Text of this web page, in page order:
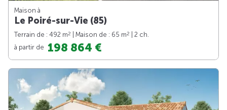
Maison à
Le Poiré-sur-Vie (85)
Terrain de : 492 m2 | Maison de : 65 m2
| 2 ch.
à partir de 198 864 €